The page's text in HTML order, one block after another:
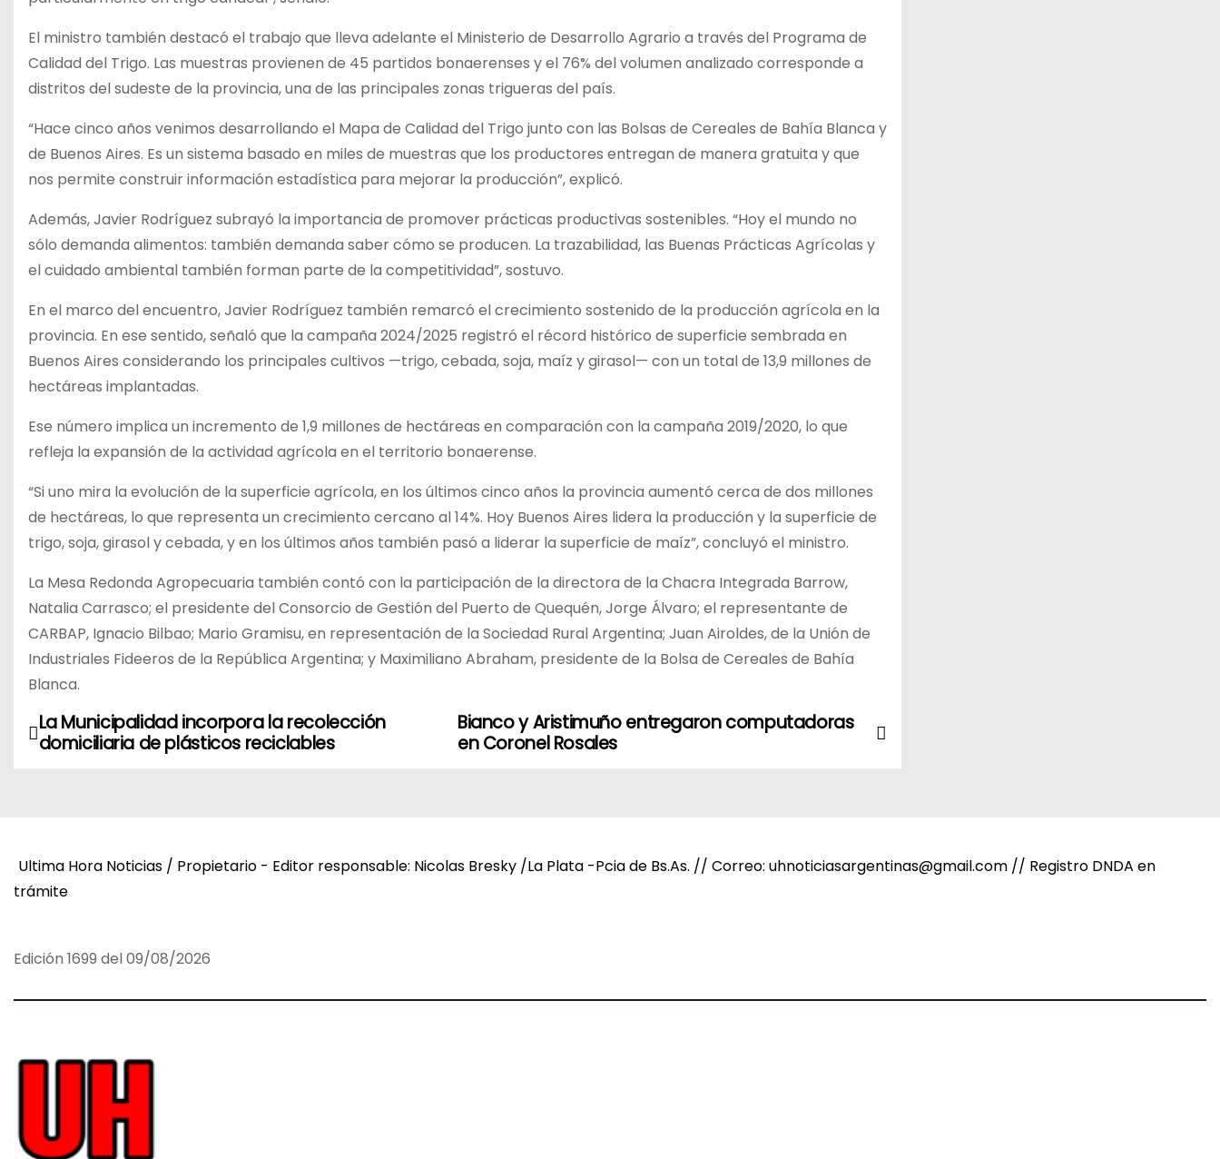
El ministro también destacó el trabajo que lleva adelante el Ministerio de Desarrollo Agrario a través del Programa de
Calidad del Trigo. Las muestras provienen de 45 partidos bonaerenses y el 76% del volumen analizado corresponde a
distritos del sudeste de la provincia, una de las principales zonas trigueras del país.
“Hace cinco años venimos desarrollando el Mapa de Calidad del Trigo junto con las Bolsas de Cereales de Bahía Blanca y
de Buenos Aires. Es un sistema basado en miles de muestras que los productores entregan de manera gratuita y que
nos permite construir información estadística para mejorar la producción”, explicó.
Además, Javier Rodríguez subrayó la importancia de promover prácticas productivas sostenibles. “Hoy el mundo no
sólo demanda alimentos: también demanda saber cómo se producen. La trazabilidad, las Buenas Prácticas Agrícolas y
el cuidado ambiental también forman parte de la competitividad”, sostuvo.
En el marco del encuentro, Javier Rodríguez también remarcó el crecimiento sostenido de la producción agrícola en la
provincia. En ese sentido, señaló que la campaña 2024/2025 registró el récord histórico de superficie sembrada en
Buenos Aires considerando los principales cultivos —trigo, cebada, soja, maíz y girasol— con un total de 13,9 millones de
hectáreas implantadas.
Ese número implica un incremento de 1,9 millones de hectáreas en comparación con la campaña 2019/2020, lo que
refleja la expansión de la actividad agrícola en el territorio bonaerense.
“Si uno mira la evolución de la superficie agrícola, en los últimos cinco años la provincia aumentó cerca de dos millones
de hectáreas, lo que representa un crecimiento cercano al 14%. Hoy Buenos Aires lidera la producción y la superficie de
trigo, soja, girasol y cebada, y en los últimos años también pasó a liderar la superficie de maíz”, concluyó el ministro.
La Mesa Redonda Agropecuaria también contó con la participación de la directora de la Chacra Integrada Barrow,
Natalia Carrasco; el presidente del Consorcio de Gestión del Puerto de Quequén, Jorge Álvaro; el representante de
CARBAP, Ignacio Bilbao; Mario Gramisu, en representación de la Sociedad Rural Argentina; Juan Airoldes, de la Unión de
Industriales Fideeros de la República Argentina; y Maximiliano Abraham, presidente de la Bolsa de Cereales de Bahía
Blanca.
N
g
c
i
n
e
Bianco y Aristimuño entregaron computadoras
en Coronel Rosales
La Municipalidad incorpora la recolección
domiciliaria de plásticos reciclables
Ultima Hora Noticias / Propietario - Editor responsable: Nicolas Bresky /La Plata -Pcia de Bs.As. // Correo: uhnoticiasargentinas@gmail.com // Registro DNDA en
trámite
Edición 1699 del 09/08/2026